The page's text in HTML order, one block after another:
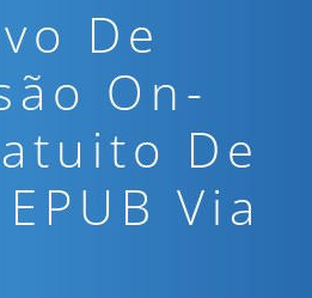
De
On-
De
Via